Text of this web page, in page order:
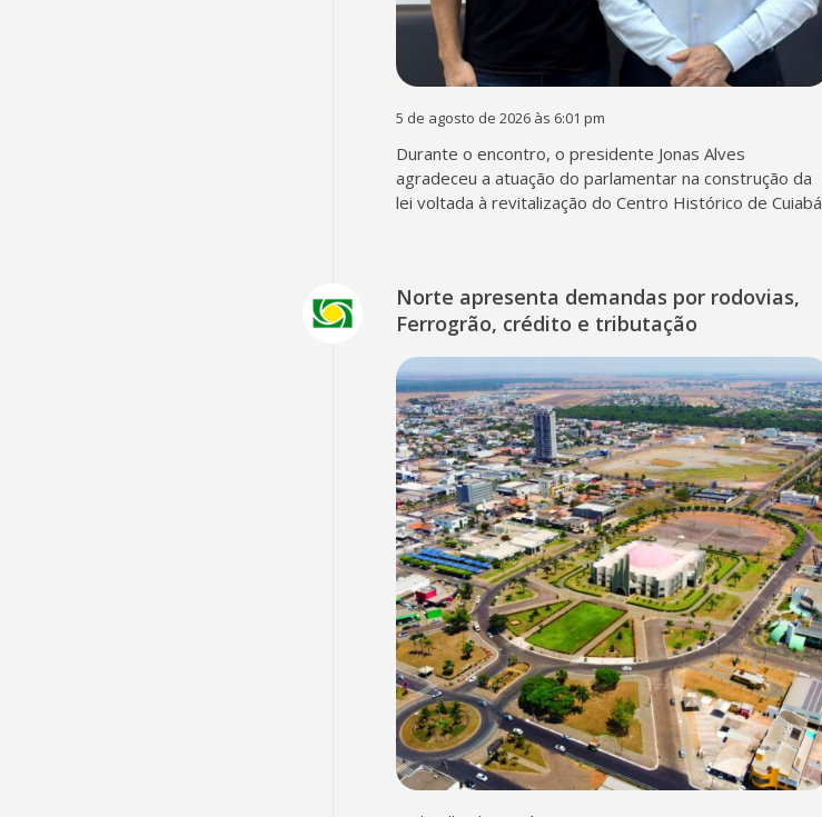
5 de agosto de 2026 às 6:01 pm
Durante o encontro, o presidente Jonas Alves
agradeceu a atuação do parlamentar na construção da
lei voltada à revitalização do Centro Histórico de Cuiabá
Norte apresenta demandas por rodovias,
Ferrogrão, crédito e tributação